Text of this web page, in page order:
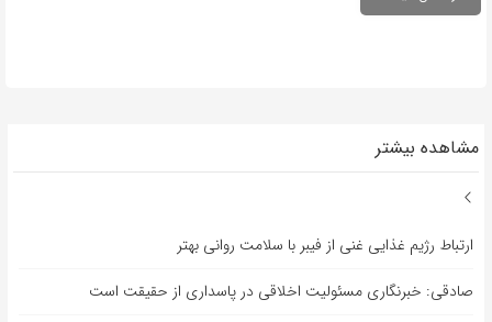
مشاهده بیشتر
ارتباط رژیم غذایی غنی از فیبر با سلامت روانی بهتر
صادقی: خبرنگاری مسئولیت اخلاقی در پاسداری از حقیقت است